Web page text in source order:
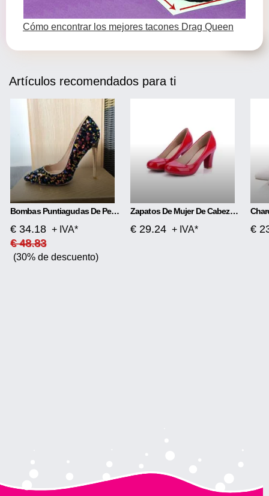
Cómo encontrar los mejores tacones Drag Queen
Artículos recomendados para ti
Bombas Puntiagudas De Perlas De Colores Tacones Altos
€ 34.18 + IVA*
€ 48.83
(30% de descuento)
Zapatos De Mujer De Cabeza Redonda De Tacón Alto De Moda
€ 29.24 + IVA* €